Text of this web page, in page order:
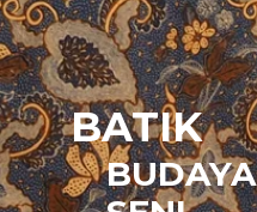
BATIK
BUDAYA